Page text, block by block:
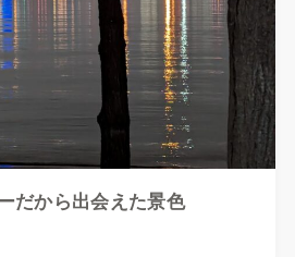
だから出会えた景色